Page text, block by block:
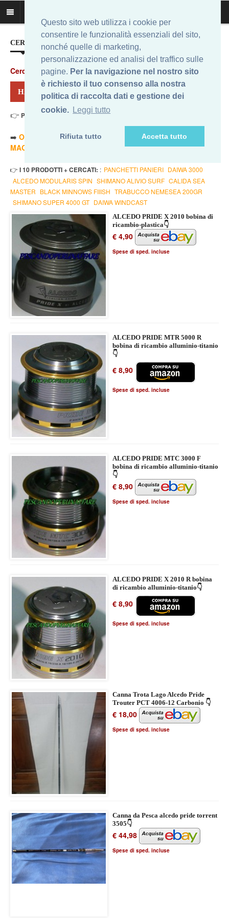
Questo sito web utilizza i cookie per
consentire le funzionalità essenziali del sito,
nonché quelle di marketing,
personalizzazione ed analisi del traffico sulle
pagine. Per la navigazione nel nostro sito
è richiesto il tuo consenso alla nostra
politica di raccolta dati e gestione dei
cookie. Leggi tutto
Rifiuta tutto Accetta tutto
CERCA IL MIGLIOR PREZZO...
Cerca
HAI CERCATO: ALCEDO PRIDE
👉 Prezzo Min. 4,90 Eur - Prezzo Max 105,40 Eur
➡️ ORDINA PER PREZZO MINORE
ORDINA PER PREZZO
MAGGIORE
- 🔥TUTTI
👉 I 10 PRODOTTI + CERCATI: : PANCHETTI PANIERI DAIWA 3000
ALCEDO MODULARIS SPIN SHIMANO ALIVIO SURF CALIDA SEA
MASTER BLACK MINNOWS FIIISH TRABUCCO NEMESEA 200GR
SHIMANO SUPER 4000 GT DAIWA WINDCAST
ALCEDO PRIDE X 2010 bobina di
ricambio-plastica👇
€ 4,90
Spese di sped. incluse
ALCEDO PRIDE MTR 5000 R
bobina di ricambio alluminio-titanio
👇
€ 8,90
Spese di sped. incluse
ALCEDO PRIDE MTC 3000 F
bobina di ricambio alluminio-titanio
👇
€ 8,90
Spese di sped. incluse
ALCEDO PRIDE X 2010 R bobina
di ricambio alluminio-titanio👇
€ 8,90
Spese di sped. incluse
Canna Trota Lago Alcedo Pride
Trouter PCT 4006-12 Carbonio 👇
€ 18,00
Spese di sped. incluse
Canna da Pesca alcedo pride torrent
3505👇
€ 44,98
Spese di sped. incluse